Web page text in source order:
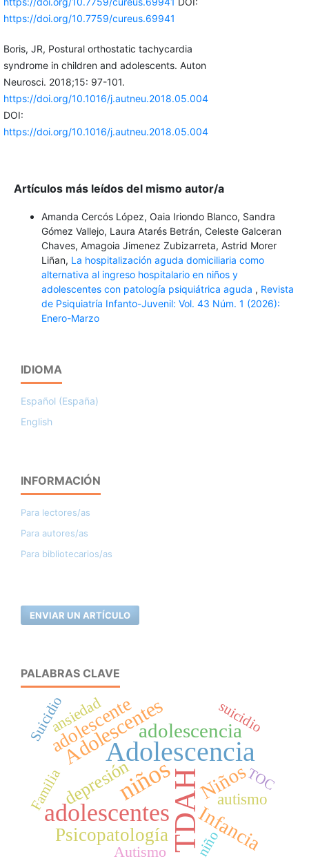
https://doi.org/10.7759/cureus.69941
Boris, JR, Postural orthostatic tachycardia
syndrome in children and adolescents. Auton
Neurosci. 2018;15: 97-101.
https://doi.org/10.1016/j.autneu.2018.05.004
DOI:
https://doi.org/10.1016/j.autneu.2018.05.004
Artículos más leídos del mismo autor/a
Amanda Cercós López, Oaia Iriondo Blanco, Sandra
Gómez Vallejo, Laura Atarés Betrán, Celeste Galceran
Chaves, Amagoia Jimenez Zubizarreta, Astrid Morer
Liñan, La hospitalización aguda domiciliaria como
alternativa al ingreso hospitalario en niños y
adolescentes con patología psiquiátrica aguda , Revista
de Psiquiatría Infanto-Juvenil: Vol. 43 Núm. 1 (2026):
Enero-Marzo
IDIOMA
Español (España)
English
INFORMACIÓN
Para lectores/as
Para autores/as
Para bibliotecarios/as
ENVIAR UN ARTÍCULO
PALABRAS CLAVE
TDAH
Adolescencia
niños
adolescentes
Adolescentes
Infancia
adolescencia
Niños
Psicopatología
adolescente
depresión autismo
Autismo
ansiedad
TOC
Familia
suicidio
niño
Suicidio